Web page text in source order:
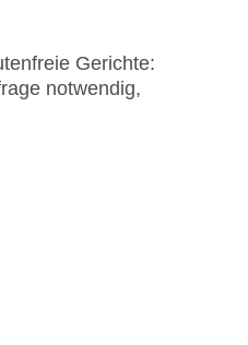
Gerichte:
notwendig,